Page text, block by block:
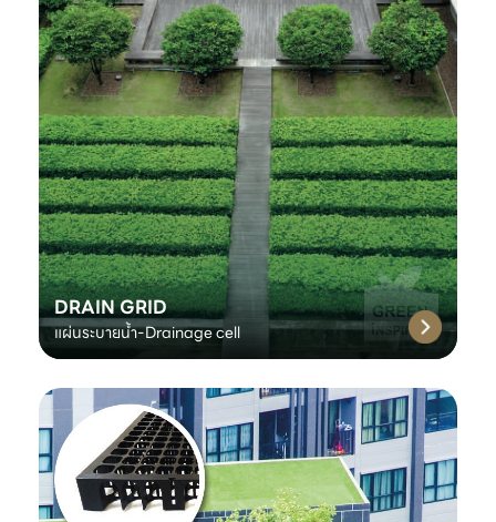
DRAIN GRID
แผ่นระบายน้ำ-Drainage cell